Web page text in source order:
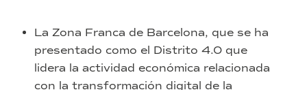
La Zona Franca de Barcelona, que se ha
presentado como el Distrito 4.0 que
lidera la actividad económica relacionada
con la transformación digital de la